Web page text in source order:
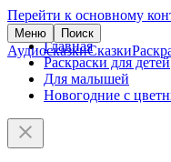
Перейти к основному
Меню Поиск
АудиосказкиСказки
Главная
Раскраски для детей
Для малышей
Новогодние с